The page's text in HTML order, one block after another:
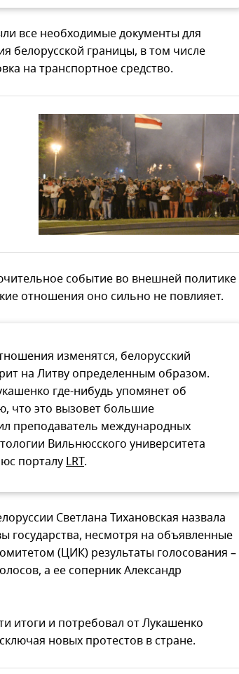
все необходимые документы для
белорусской границы, в том числе
на транспортное средство.
событие во внешней политике
отношения оно сильно не повлияет.
изменятся, белорусский
на Литву определенным образом.
где-нибудь упомянет об
что это вызовет большие
преподаватель международных
Вильнюсского университета
порталуLRT.
Светлана Тихановская назвала
государства, несмотря на объявленные
(ЦИК) результаты голосования –
а ее соперник Александр
итоги и потребовал от Лукашенко
новых протестов в стране.